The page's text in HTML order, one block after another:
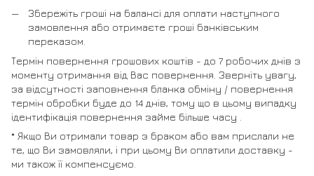
Збережіть гроші на балансі для оплати наступного
замовлення або отримаєте гроші банківським
переказом.
Термін повернення грошових коштів - до 7 робочих днів з
моменту отримання від Вас повернення. Зверніть увагу,
за відсутності заповнення бланка обміну / повернення
термін обробки буде до 14 днів, тому що в цьому випадку
ідентифікація повернення займе більше часу .
* Якщо Ви отримали товар з браком або вам прислали не
те, що Ви замовляли, і при цьому Ви оплатили доставку -
ми також її компенсуємо.